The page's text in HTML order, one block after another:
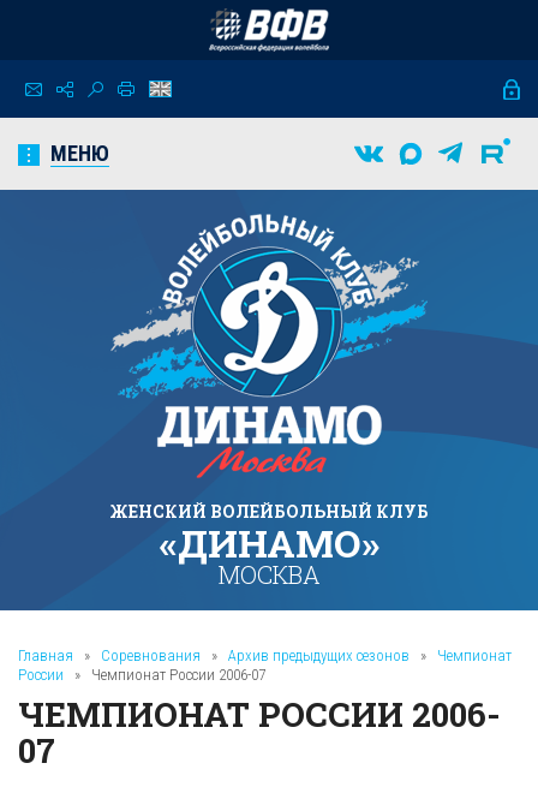
МЕНЮ
ЖЕНСКИЙ ВОЛЕЙБОЛЬНЫЙ КЛУБ
«ДИНАМО»
МОСКВА
Главная » Соревнования » Архив предыдущих сезонов »
Чемпионат
России
» Чемпионат России 2006-07
ЧЕМПИОНАТ РОССИИ 2006-
07